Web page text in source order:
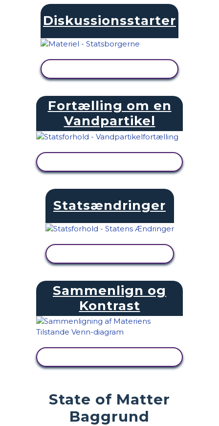
Diskussionsstarter
Fortælling om en
Vandpartikel
Statsændringer
Sammenlign og
Kontrast
State of Matter
Baggrund